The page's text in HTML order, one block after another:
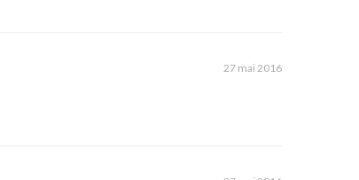
27 mai 2016